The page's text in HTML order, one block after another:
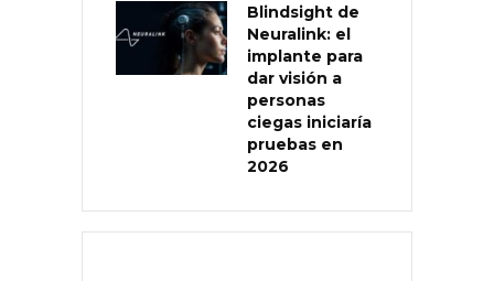
Blindsight de
Neuralink: el
implante para
dar visión a
personas
ciegas iniciaría
pruebas en
2026